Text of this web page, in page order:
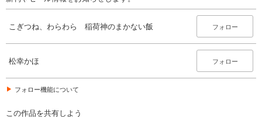
こぎつね、わらわら 稲荷神のまかない飯 フォロー
松幸かほ フォロー
フォロー機能について
この作品を共有しよう